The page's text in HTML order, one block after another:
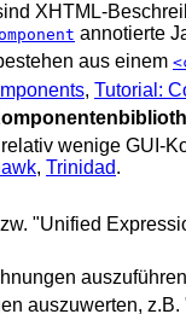
XHTML-
annotierte
aus einem
, Tutorial:
wenige GUI-
, Trinidad.
"Unified
auszuwerten, z.B.